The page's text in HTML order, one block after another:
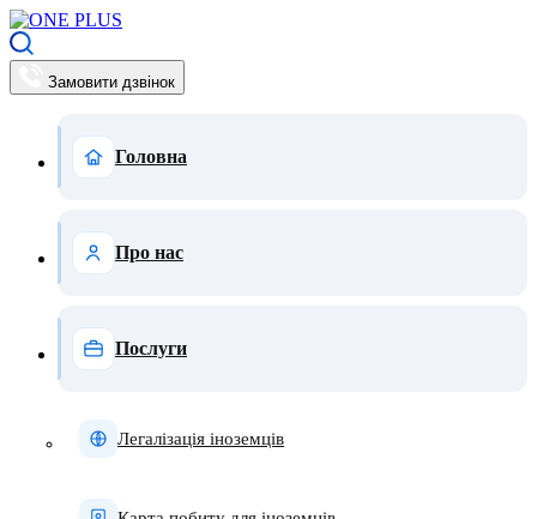
Замовити дзвінок
Головна
Про нас
Послуги
Легалізація іноземців